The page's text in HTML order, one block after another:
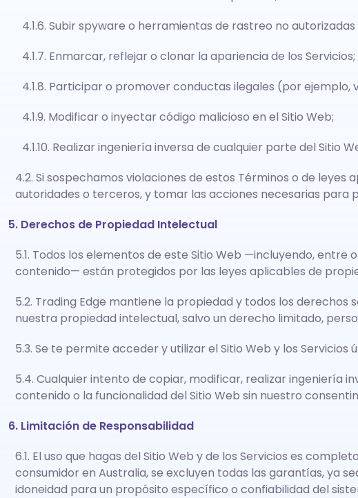
4.1.6. Subir spyware o herramientas de rastreo no
4.1.7. Enmarcar, reflejar o clonar la apariencia de los Servicios;
4.1.8. Participar o promover conductas ilegales (por
4.1.9. Modificar o inyectar código malicioso en el Sitio Web;
4.1.10. Realizar ingeniería inversa de cualquier parte del Sitio
4.2. Si sospechamos violaciones de estos Términos o de
autoridades o terceros, y tomar las acciones necesarias para
5. Derechos de Propiedad Intelectual
5.1. Todos los elementos de este Sitio Web —incluyendo, entre
contenido— están protegidos por las leyes aplicables de
5.2. Trading Edge mantiene la propiedad y todos los
nuestra propiedad intelectual, salvo un derecho limitado,
5.3. Se te permite acceder y utilizar el Sitio Web y los
5.4. Cualquier intento de copiar, modificar, realizar ingeniería
contenido o la funcionalidad del Sitio Web sin nuestro
6. Limitación de Responsabilidad
6.1. El uso que hagas del Sitio Web y de los Servicios es
consumidor en Australia, se excluyen todas las garantías, ya
idoneidad para un propósito específico o confiabilidad del